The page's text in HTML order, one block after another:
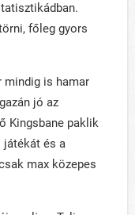
főleg gyors
mindig is hamar
jó az
Kingsbane paklik
játékát és a
max közepes